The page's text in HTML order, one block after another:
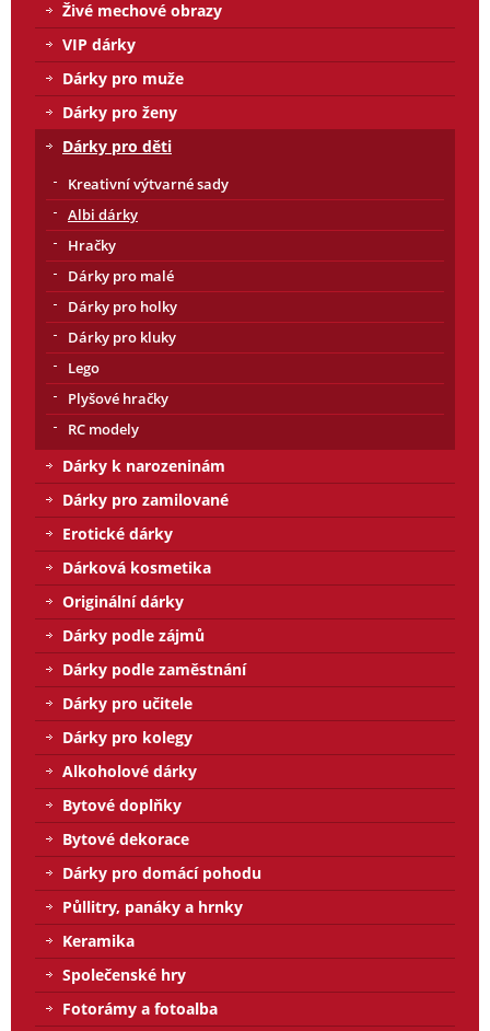
Živé mechové obrazy
VIP dárky
Dárky pro muže
Dárky pro ženy
Dárky pro děti
Kreativní výtvarné sady
Albi dárky
Hračky
Dárky pro malé
Dárky pro holky
Dárky pro kluky
Lego
Plyšové hračky
RC modely
Dárky k narozeninám
Dárky pro zamilované
Erotické dárky
Dárková kosmetika
Originální dárky
Dárky podle zájmů
Dárky podle zaměstnání
Dárky pro učitele
Dárky pro kolegy
Alkoholové dárky
Bytové doplňky
Bytové dekorace
Dárky pro domácí pohodu
Půllitry, panáky a hrnky
Keramika
Společenské hry
Fotorámy a fotoalba